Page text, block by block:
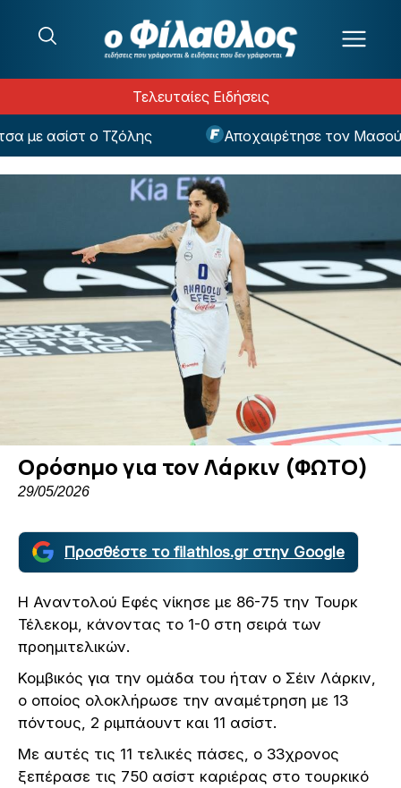
Τελευταίες Ειδήσεις
ασίστ ο Τζόλης Αποχαιρέτησε τον
Ορόσημο για τον Λάρκιν (ΦΩΤΟ)
29/05/2026
Προσθέστε το filathlos.gr στην Google
Η Αναντολού Εφές νίκησε με 86-75 την Τουρκ
Τέλεκομ, κάνοντας το 1-0 στη σειρά των
προημιτελικών.
Κομβικός για την ομάδα του ήταν ο Σέιν Λάρκιν,
ο οποίος ολοκλήρωσε την αναμέτρηση με 13
πόντους, 2 ριμπάουντ και 11 ασίστ.
Με αυτές τις 11 τελικές πάσες, ο 33χρονος
ξεπέρασε τις 750 ασίστ καριέρας στο τουρκικό